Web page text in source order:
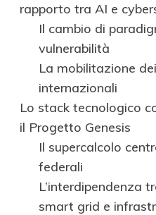
rapporto tra AI e
Il cambio di
vulnerabilità
La mobilitazione
internazionali
Lo stack tecnologico
il Progetto Genesis
Il supercalcolo
federali
L’interdipendenza
smart grid e